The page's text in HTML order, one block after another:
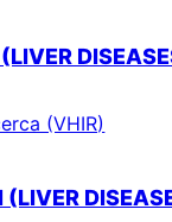
(VHIR)
(LIVER